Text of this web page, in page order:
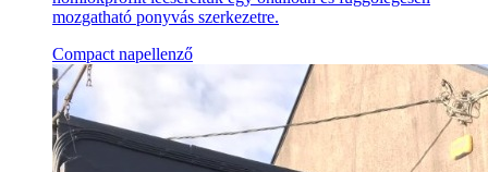
mozgatható ponyvás szerkezetre.
Compact napellenző